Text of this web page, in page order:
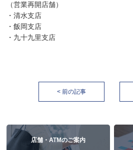
（営業再開店舗）
・清水支店
・飯岡支店
・九十九里支店
< 前の記事
店舗・ATMのご案内